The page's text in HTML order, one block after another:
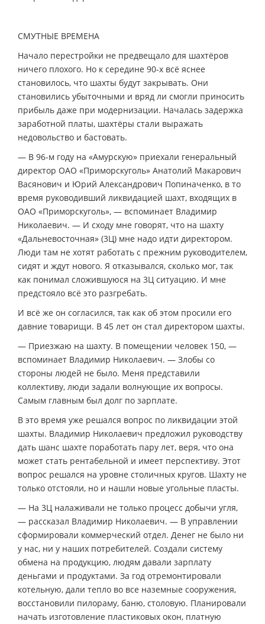
СМУТНЫЕ ВРЕМЕНА
Начало перестройки не предвещало для шахтёров
ничего плохого. Но к середине 90-х всё яснее
становилось, что шахты будут закрывать. Они
становились убыточными и вряд ли смогли приносить
прибыль даже при модернизации. Началась задержка
заработной платы, шахтёры стали выражать
недовольство и бастовать.
— В 96-м году на «Амурскую» приехали генеральный
директор ОАО «Приморскуголь» Анатолий Макарович
Васянович и Юрий Александрович Попиначенко, в то
время руководивший ликвидацией шахт, входящих в
ОАО «Приморскуголь», — вспоминает Владимир
Николаевич. — И сходу мне говорят, что на шахту
«Дальневосточная» (3Ц) мне надо идти директором.
Люди там не хотят работать с прежним руководителем,
сидят и ждут нового. Я отказывался, сколько мог, так
как понимал сложившуюся на 3Ц ситуацию. И мне
предстояло всё это разгребать.
И всё же он согласился, так как об этом просили его
давние товарищи. В 45 лет он стал директором шахты.
— Приезжаю на шахту. В помещении человек 150, —
вспоминает Владимир Николаевич. — Злобы со
стороны людей не было. Меня представили
коллективу, люди задали волнующие их вопросы.
Самым главным был долг по зарплате.
В это время уже решался вопрос по ликвидации этой
шахты. Владимир Николаевич предложил руководству
дать шанс шахте поработать пару лет, веря, что она
может стать рентабельной и имеет перспективу. Этот
вопрос решался на уровне столичных кругов. Шахту не
только отстояли, но и нашли новые угольные пласты.
— На 3Ц налаживали не только процесс добычи угля,
— рассказал Владимир Николаевич. — В управлении
сформировали коммерческий отдел. Денег не было ни
у нас, ни у наших потребителей. Создали систему
обмена на продукцию, людям давали зарплату
деньгами и продуктами. За год отремонтировали
котельную, дали тепло во все наземные сооружения,
восстановили пилораму, баню, столовую. Планировали
начать изготовление пластиковых окон, платную